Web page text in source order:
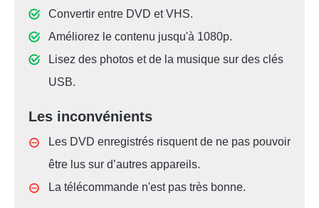
Convertir entre DVD et VHS.
Améliorez le contenu jusqu'à 1080p.
Lisez des photos et de la musique sur des clés
USB.
Les inconvénients
Les DVD enregistrés risquent de ne pas pouvoir
être lus sur d’autres appareils.
La télécommande n'est pas très bonne.